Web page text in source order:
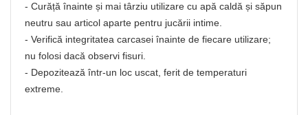
- Curăță înainte și mai târziu utilizare cu apă caldă și săpun
neutru sau articol aparte pentru jucării intime.
- Verifică integritatea carcasei înainte de fiecare utilizare;
nu folosi dacă observi fisuri.
- Depozitează într-un loc uscat, ferit de temperaturi
extreme.